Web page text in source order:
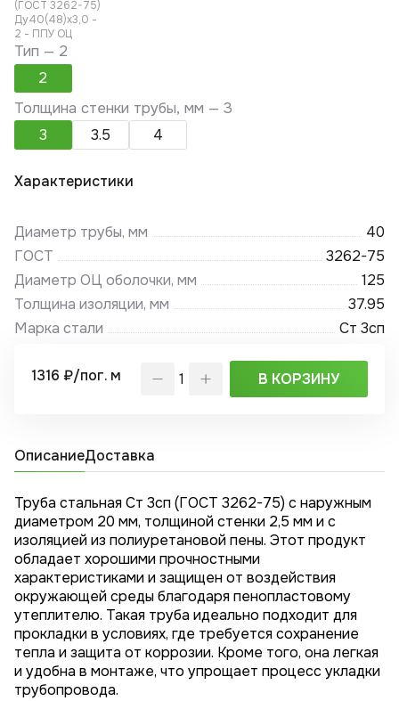
Тип — 2
2
Толщина стенки трубы, мм —3
3
3.5 4
Характеристики
Диаметр трубы, мм
40
ГОСТ
3262-75
Диаметр ОЦ оболочки, мм
125
Толщина изоляции, мм
37.95
Марка стали
Ст 3сп
1316 ₽/пог. м В КОРЗИНУ
ОписаниеДоставка
Труба стальная Ст 3сп (ГОСТ 3262-75) с наружным
диаметром 20 мм, толщиной стенки 2,5 мм и с
изоляцией из полиуретановой пены. Этот продукт
обладает хорошими прочностными
характеристиками и защищен от воздействия
окружающей среды благодаря пенопластовому
утеплителю. Такая труба идеально подходит для
прокладки в условиях, где требуется сохранение
тепла и защита от коррозии. Кроме того, она легкая
и удобна в монтаже, что упрощает процесс укладки
трубопровода.